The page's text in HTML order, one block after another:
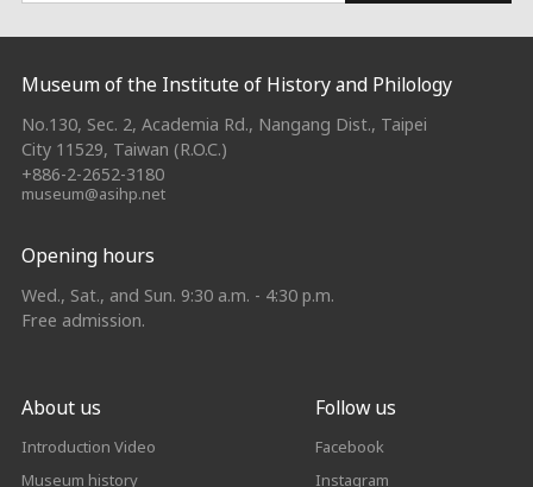
:::
Museum of the Institute of History and Philology
No.130, Sec. 2, Academia Rd., Nangang Dist., Taipei
City 11529, Taiwan (R.O.C.)
+886-2-2652-3180
museum@asihp.net
Opening hours
Wed., Sat., and Sun. 9:30 a.m. - 4:30 p.m.
Free admission.
About us
Introduction Video
Museum history
Follow us
Facebook
Instagram